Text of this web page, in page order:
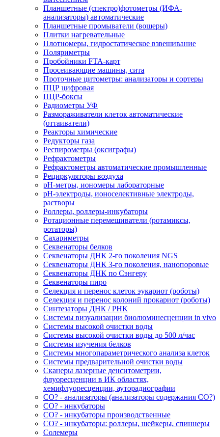
Планшетные (спектро)фотометры (ИФА-
анализаторы) автоматические
Планшетные промыватели (вошеры)
Плитки нагревательные
Плотномеры, гидростатическое взвешивание
Поляриметры
Пробойники FTA-карт
Просеивающие машины, сита
Проточные цитометры: анализаторы и сортеры
ПЦР цифровая
ПЦР-боксы
Радиометры УФ
Размораживатели клеток автоматические
(оттаиватели)
Реакторы химические
Редукторы газа
Респирометры (оксиграфы)
Рефрактометры
Рефрактометры автоматические промышленные
Рециркуляторы воздуха
рН-метры, иономеры лабораторные
рН-электроды, ионоселективные электроды,
растворы
Роллеры, роллеры-инкубаторы
Ротационные перемешиватели (ротамиксы,
ротаторы)
Сахариметры
Секвенаторы белков
Секвенаторы ДНК 2-го поколения NGS
Секвенаторы ДНК 3-го поколения, нанопоровые
Секвенаторы ДНК по Сэнгеру
Секвенаторы пиро
Селекция и перенос клеток эукариот (роботы)
Селекция и перенос колоний прокариот (роботы)
Синтезаторы ДНК / РНК
Системы визуализации биолюминесценции in vivo
Системы высокой очистки воды
Системы высокой очистки воды до 500 л/час
Системы изучения белков
Системы многопараметрического анализа клеток
Системы предварительной очистки воды
Сканеры лазерные денситометрии,
флуоресценции в ИК областях,
хемифлуоресценции, ауторадиографии
СО? - анализаторы (анализаторы содержания СО?)
СО? - инкубаторы
СО? - инкубаторы производственные
СО? - инкубаторы: роллеры, шейкеры, спиннеры
Солемеры